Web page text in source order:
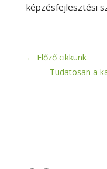
képzésfejlesztési
← Előző cikkünk
Tudatosan a